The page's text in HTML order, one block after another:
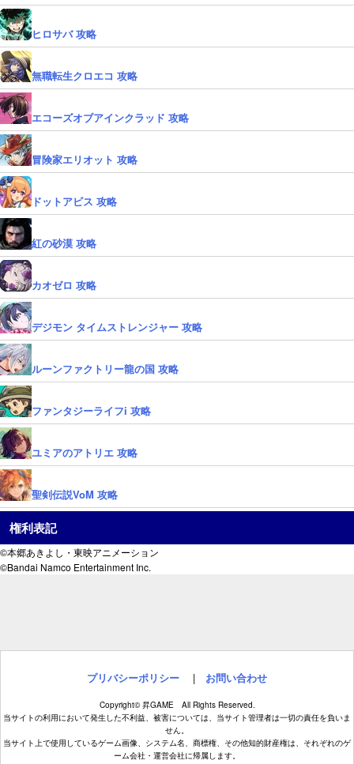
ヒロサバ 攻略
無職転生クロエコ 攻略
エコーズオブアインクラッド 攻略
冒険家エリオット 攻略
ドットアビス 攻略
紅の砂漠 攻略
カオゼロ 攻略
デジモン タイムストレンジャー 攻略
ルーンファクトリー龍の国 攻略
ファンタジーライフi 攻略
ユミアのアトリエ 攻略
聖剣伝説VoM 攻略
権利表記
©本郷あきよし・東映アニメーション
©Bandai Namco Entertainment Inc.
プリバシーポリシー | お問い合わせ
Copyright© 昇GAME All Rights Reserved.
当サイトの利用において発生した不利益、被害については、当サイト管理者は一切の責任を負いま
せん。
当サイト上で使用しているゲーム画像、システム名、商標権、その他知的財産権は、それぞれのゲ
ーム会社・運営会社に帰属します。